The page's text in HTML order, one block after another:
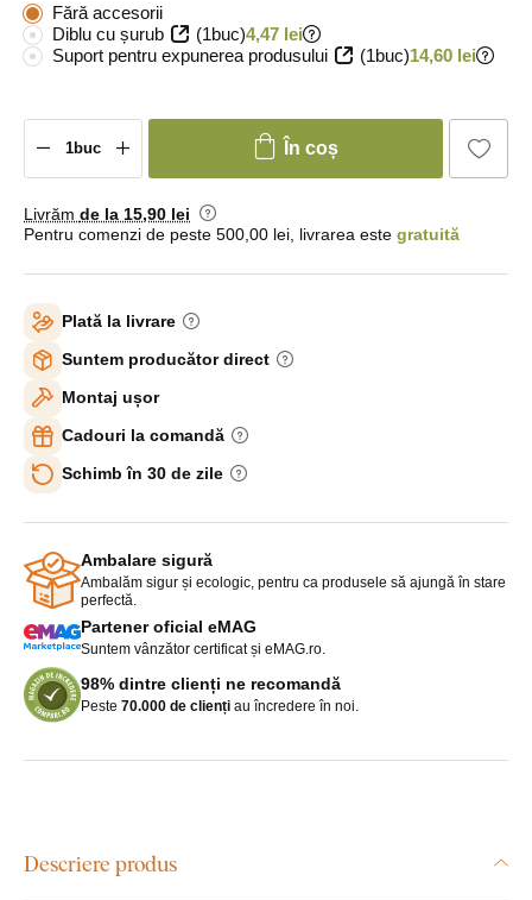
Fără accesorii
Diblu cu șurub
(1buc)4,47 lei
Suport pentru expunerea produsului
(1buc)14,60 lei
În coș
Livrăm de la 15,90 lei
Pentru comenzi de peste 500,00 lei, livrarea este gratuită
Plată la livrare
Suntem producător direct
Montaj ușor
Cadouri la comandă
Schimb în 30 de zile
Ambalare sigură
Ambalăm sigur și ecologic, pentru ca produsele să ajungă în stare
perfectă.
Partener oficial eMAG
Suntem vânzător certificat și eMAG.ro.
98% dintre clienți ne recomandă
Peste 70.000 de clienți au încredere în noi.
Descriere produs